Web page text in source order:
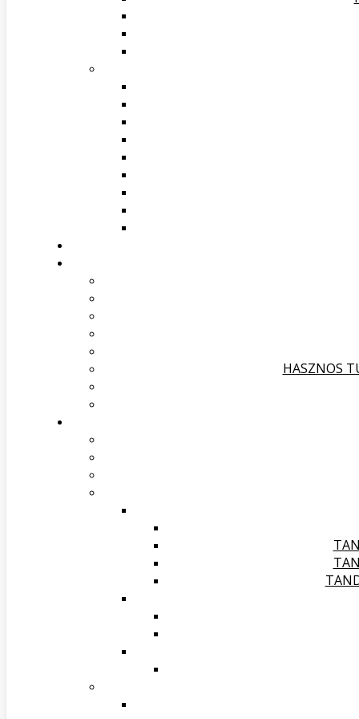
HASZNOS